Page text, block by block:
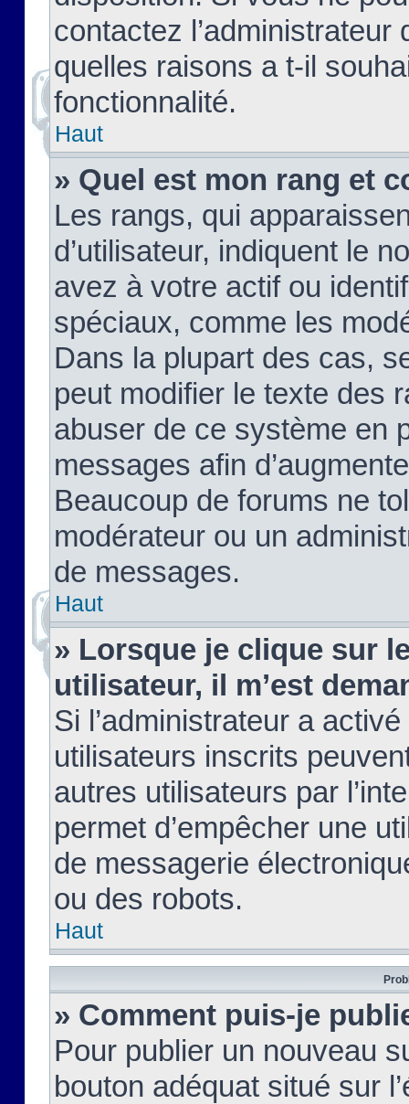
contactez
quelles raisons a t-il
fonctionnalité.
Haut
» Quel est mon rang et
Les rangs, qui
d’utilisateur, indiquent le
avez à votre actif ou
spéciaux, comme les
Dans la plupart des cas,
peut modifier le texte des
abuser de ce système en
messages afin
Beaucoup de forums ne
modérateur ou un
de messages.
Haut
» Lorsque je clique sur
utilisateur, il m’est
Si l’administrateur a
utilisateurs inscrits
autres utilisateurs par
permet d’empêcher une
de messagerie
ou des robots.
Haut
» Comment puis-je
Pour publier un nouveau
bouton adéquat situé sur